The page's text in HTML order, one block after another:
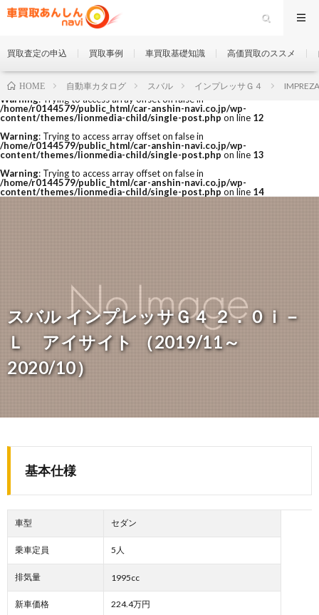
Warning: Trying to access array offset on false in
/home/r0144579/public_html/car-anshin-navi.co.jp/wp-
content/themes/lionmedia-child/single-post.php on line 12
Warning: Trying to access array offset on false in
/home/r0144579/public_html/car-anshin-navi.co.jp/wp-
content/themes/lionmedia-child/single-post.php on line 13
Warning: Trying to access array offset on false in
/home/r0144579/public_html/car-anshin-navi.co.jp/wp-
content/themes/lionmedia-child/single-post.php on line 14
買取査定の申込 買取事例 車買取基礎知識 高価買取のススメ
スバル インプレッサＧ４ ２．０ｉ－
Ｌ アイサイト （2019/11～
2020/10）
HOME 自動車カタログ スバル インプレッサＧ４
基本仕様
車型 セダン
乗車定員 5人
排気量 1995cc
新車価格 224.4万円